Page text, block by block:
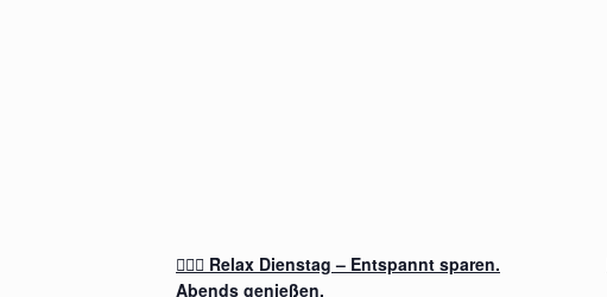
🧖‍♂️✨ Relax Dienstag – Entspannt sparen.
Abends genießen.